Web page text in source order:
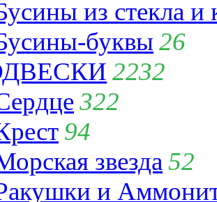
из стекла и
буквы 26
2232
322
94
звезда 52
и